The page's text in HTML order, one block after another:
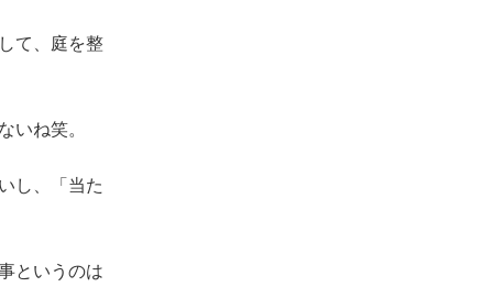
て、庭を整
いね笑。
し、「当た
というのは